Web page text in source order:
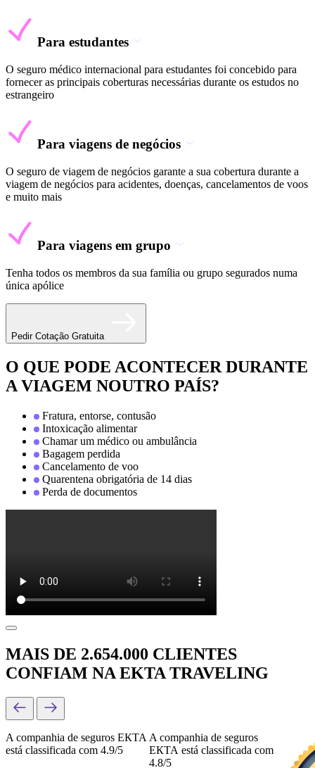
Para estudantes
O seguro médico internacional para estudantes foi concebido para
fornecer as principais coberturas necessárias durante os estudos no
estrangeiro
Para viagens de negócios
O seguro de viagem de negócios garante a sua cobertura durante a
viagem de negócios para acidentes, doenças, cancelamentos de voos
e muito mais
Para viagens em grupo
Tenha todos os membros da sua família ou grupo segurados numa
única apólice
Pedir Cotação Gratuita
O QUE PODE ACONTECER DURANTE
A VIAGEM NOUTRO PAÍS?
Fratura, entorse, contusão
Intoxicação alimentar
Chamar um médico ou ambulância
Bagagem perdida
Cancelamento de voo
Quarentena obrigatória de 14 dias
Perda de documentos
MAIS DE 2.654.000 CLIENTES
CONFIAM NA EKTA TRAVELING
A companhia de seguros ЕКТА
está classificada com 4.9/5
A companhia de seguros
ЕКТА está classificada com
4.8/5